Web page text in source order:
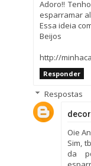
Adoro!!
esparramar
Essa ideia
Beijos
http://
Responder
Respostas
Oie
Sim,
da